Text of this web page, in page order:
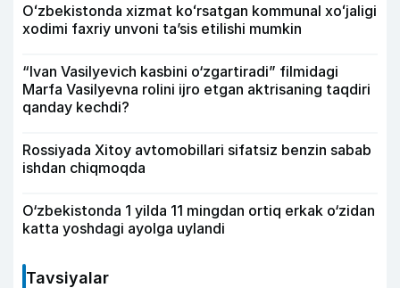
Oʻzbekistonda xizmat koʻrsatgan kommunal xoʻjaligi
xodimi faxriy unvoni taʼsis etilishi mumkin
“Ivan Vasilyevich kasbini o‘zgartiradi” filmidagi
Marfa Vasilyevna rolini ijro etgan aktrisaning taqdiri
qanday kechdi?
Rossiyada Xitoy avtomobillari sifatsiz benzin sabab
ishdan chiqmoqda
O‘zbekistonda 1 yilda 11 mingdan ortiq erkak o‘zidan
katta yoshdagi ayolga uylandi
Tavsiyalar